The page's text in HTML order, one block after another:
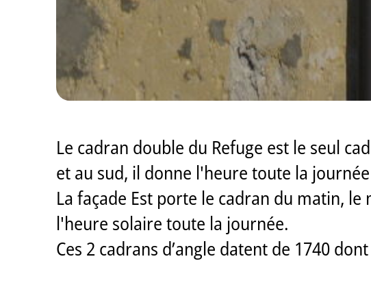
Le cadran double du Refuge est le seul
et au sud, il donne l'heure toute la
La façade Est porte le cadran du matin,
l'heure solaire toute la journée.
Ces 2 cadrans d’angle datent de 1740